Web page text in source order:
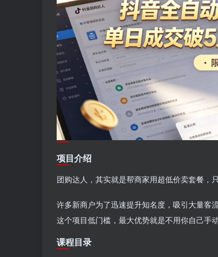
项目介绍
团购达人，其实就是帮商家用超低价卖套餐，
许多新商户为了迅速提升知名度，吸引大量客
这个项目低门槛，最大优势就是不用你自己手
课程目录